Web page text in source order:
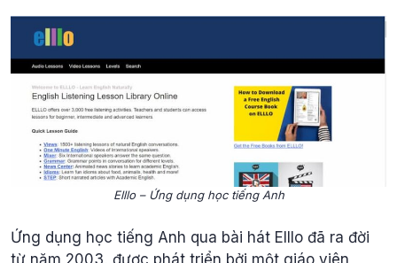
Elllo – Ứng dụng học tiếng Anh
Ứng dụng học tiếng Anh qua bài hát Elllo đã ra đời
từ năm 2003, được phát triển bởi một giáo viên